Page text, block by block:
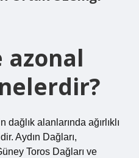
azonal
alanlarında ağırlıklı
Aydın Dağları,
Toros Dağları ve